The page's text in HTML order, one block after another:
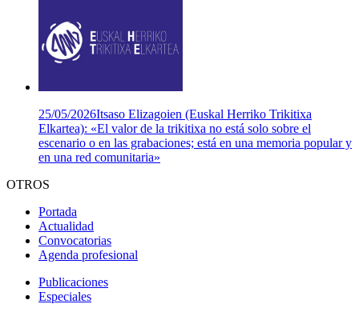
25/05/2026Itsaso Elizagoien (Euskal Herriko Trikitixa
Elkartea): «El valor de la trikitixa no está solo sobre el
escenario o en las grabaciones; está en una memoria popular y
en una red comunitaria»
OTROS
Portada
Actualidad
Convocatorias
Agenda profesional
Publicaciones
Especiales